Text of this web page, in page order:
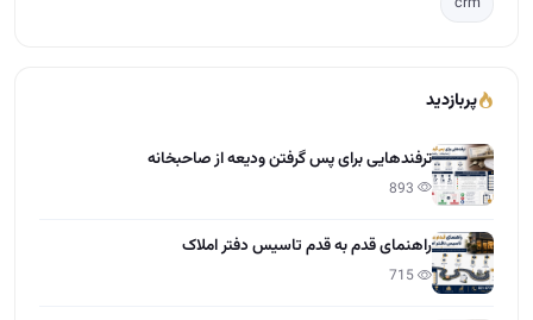
پربازدید
ترفندهایی برای پس گرفتن ودیعه از صاحبخانه
راهنمای قدم به قدم تاسیس دفتر املاک